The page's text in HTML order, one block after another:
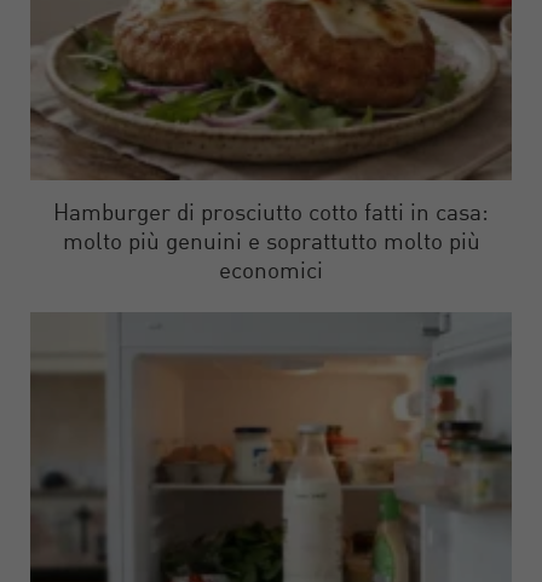
Hamburger di prosciutto cotto fatti in casa:
molto più genuini e soprattutto molto più
economici